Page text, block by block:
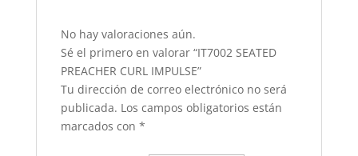
No hay valoraciones aún.
Sé el primero en valorar “IT7002 SEATED
PREACHER CURL IMPULSE”
Tu dirección de correo electrónico no será
publicada. Los campos obligatorios están
marcados con *